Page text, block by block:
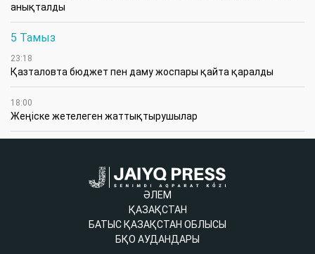
анықталды
5 Тамыз
23:18
Қазталовта бюджет пен даму жоспары қайта қаралды
18:00
Жеңіске жетелеген жаттықтырушылар
ӘЛЕМ
ҚАЗАҚСТАН
БАТЫС ҚАЗАҚСТАН ОБЛЫСЫ
БҚО АУДАНДАРЫ